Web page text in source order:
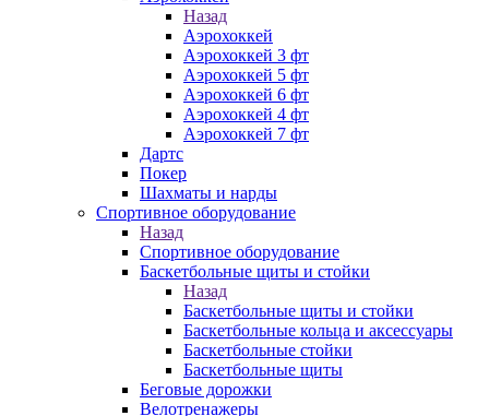
Назад
Аэрохоккей
Аэрохоккей 3 фт
Аэрохоккей 5 фт
Аэрохоккей 6 фт
Аэрохоккей 4 фт
Аэрохоккей 7 фт
Дартс
Покер
Шахматы и нарды
Спортивное оборудование
Назад
Спортивное оборудование
Баскетбольные щиты и стойки
Назад
Баскетбольные щиты и стойки
Баскетбольные кольца и аксессуары
Баскетбольные стойки
Баскетбольные щиты
Беговые дорожки
Велотренажеры